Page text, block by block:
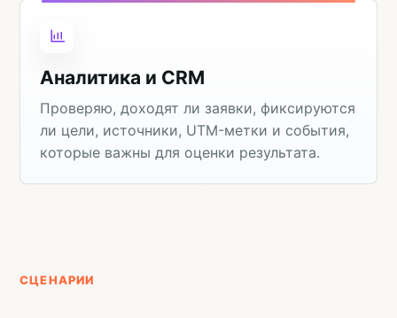
Аналитика и CRM
Проверяю, доходят ли заявки, фиксируются
ли цели, источники, UTM-метки и события,
которые важны для оценки результата.
СЦЕНАРИИ